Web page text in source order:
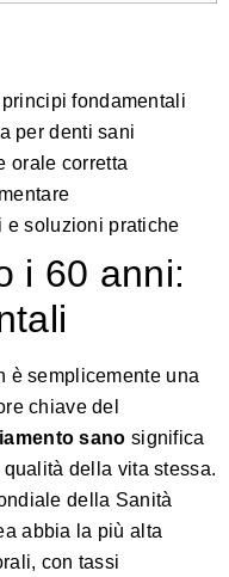
fondamentali
per denti sani
orale corretta
e soluzioni pratiche
i 60 anni:
è semplicemente una
chiave del
sano significa
della vita stessa.
della Sanità
abbia la più alta
con tassi